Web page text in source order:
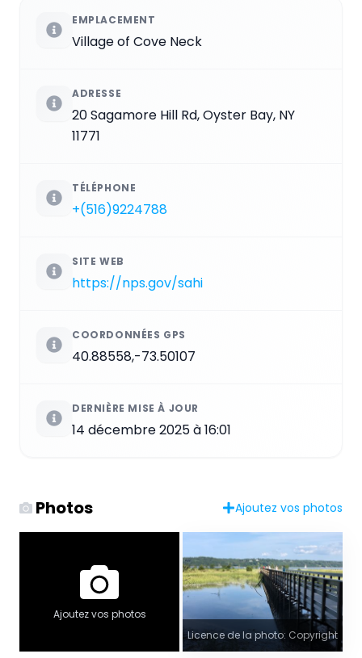
EMPLACEMENT
Village of Cove Neck
ADRESSE
20 Sagamore Hill Rd, Oyster Bay, NY
11771
TÉLÉPHONE
+(516)9224788
SITE WEB
https://nps.gov/sahi
COORDONNÉES GPS
40.88558,-73.50107
DERNIÈRE MISE À JOUR
14 décembre 2025 à 16:01
Photos Ajoutez vos photos
Ajoutez vos photos
Licence de la photo: Copyright